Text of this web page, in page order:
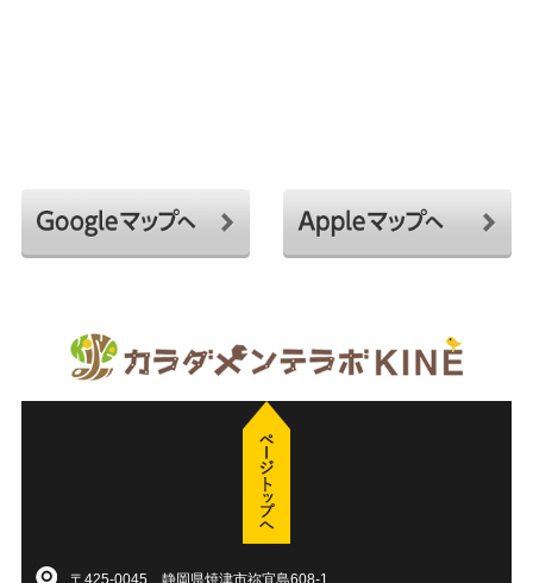
〒425-0045 静岡県焼津市祢宜島608-1